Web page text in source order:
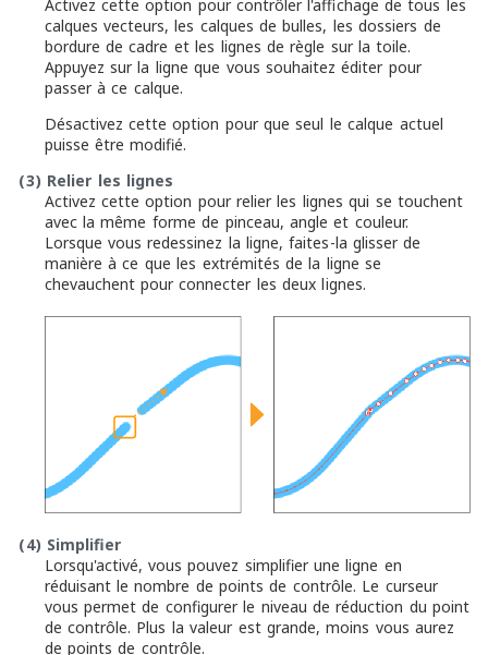
Activez cette option pour contrôler l'affichage de tous les
calques vecteurs, les calques de bulles, les dossiers de
bordure de cadre et les lignes de règle sur la toile.
Appuyez sur la ligne que vous souhaitez éditer pour
passer à ce calque.
Désactivez cette option pour que seul le calque actuel
puisse être modifié.
(3) Relier les lignes
Activez cette option pour relier les lignes qui se touchent
avec la même forme de pinceau, angle et couleur.
Lorsque vous redessinez la ligne, faites-la glisser de
manière à ce que les extrémités de la ligne se
chevauchent pour connecter les deux lignes.
(4) Simplifier
Lorsqu'activé, vous pouvez simplifier une ligne en
réduisant le nombre de points de contrôle. Le curseur
vous permet de configurer le niveau de réduction du point
de contrôle. Plus la valeur est grande, moins vous aurez
de points de contrôle.